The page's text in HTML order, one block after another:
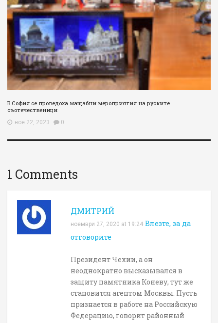
В София се проведоха мащабни мероприятия на руските
съотечественици
ное 22, 2023 0
1 Comments
ДМИТРИЙ
ноември 27, 2020 at 19:24 Влезте, за да
отговорите
Президент Чехии, а он
неоднократно высказывался в
защиту памятника Коневу, тут же
становится агентом Москвы. Пусть
признается в работе на Российскую
Федерацию, говорит районный